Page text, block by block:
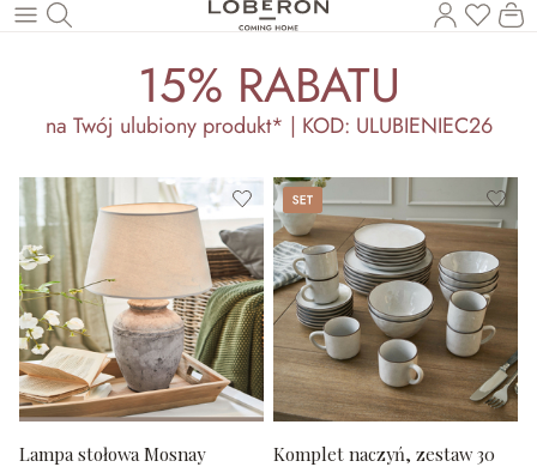
Wróć do wątku głównego
Masz
15% RABATU
na Twój ulubiony produkt* | KOD: ULUBIENIEC26
Lampa stołowa Mosnay
Set
Komplet naczyń, zestaw 30